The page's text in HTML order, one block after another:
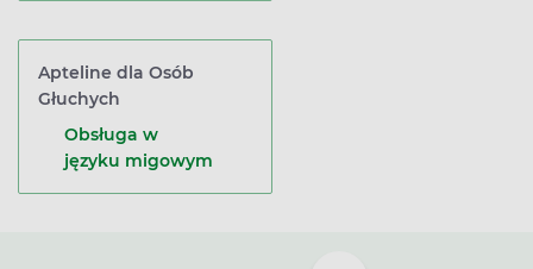
Apteline dla Osób
Głuchych
Obsługa w
języku migowym